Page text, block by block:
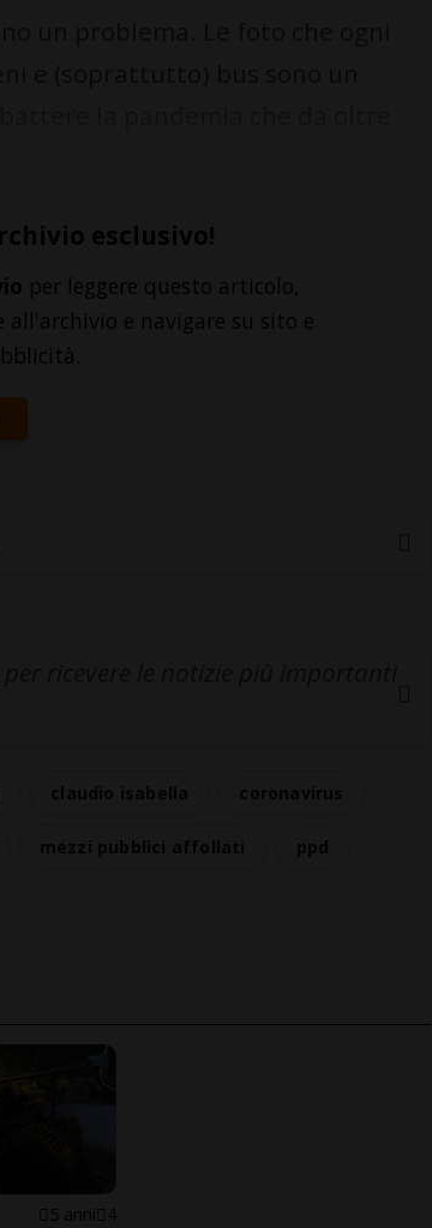
esclusivo!
per leggere questo articolo,
all'archivio e navigare su sito e
5 anni 4